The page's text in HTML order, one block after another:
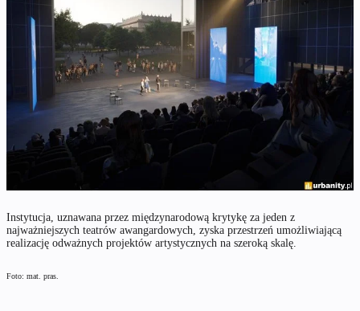
Instytucja, uznawana przez międzynarodową krytykę za jeden z
najważniejszych teatrów awangardowych, zyska przestrzeń umożliwiającą
realizację odważnych projektów artystycznych na szeroką skalę.
Foto: mat. pras.